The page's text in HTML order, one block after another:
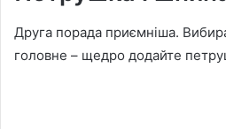
Друга порада приємніша.
головне – щедро додайте